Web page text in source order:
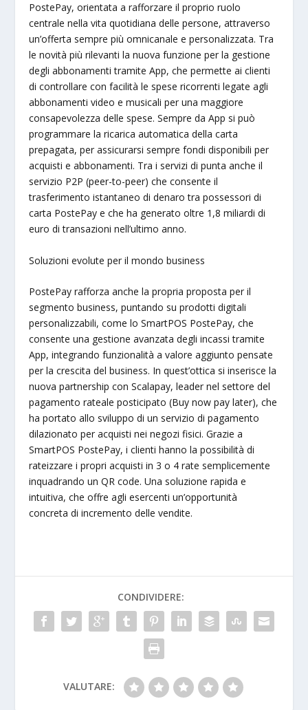
PostePay, orientata a rafforzare il proprio ruolo
centrale nella vita quotidiana delle persone, attraverso
un’offerta sempre più omnicanale e personalizzata. Tra
le novità più rilevanti la nuova funzione per la gestione
degli abbonamenti tramite App, che permette ai clienti
di controllare con facilità le spese ricorrenti legate agli
abbonamenti video e musicali per una maggiore
consapevolezza delle spese. Sempre da App si può
programmare la ricarica automatica della carta
prepagata, per assicurarsi sempre fondi disponibili per
acquisti e abbonamenti. Tra i servizi di punta anche il
servizio P2P (peer-to-peer) che consente il
trasferimento istantaneo di denaro tra possessori di
carta PostePay e che ha generato oltre 1,8 miliardi di
euro di transazioni nell’ultimo anno.
Soluzioni evolute per il mondo business
PostePay rafforza anche la propria proposta per il
segmento business, puntando su prodotti digitali
personalizzabili, come lo SmartPOS PostePay, che
consente una gestione avanzata degli incassi tramite
App, integrando funzionalità a valore aggiunto pensate
per la crescita del business. In quest’ottica si inserisce la
nuova partnership con Scalapay, leader nel settore del
pagamento rateale posticipato (Buy now pay later), che
ha portato allo sviluppo di un servizio di pagamento
dilazionato per acquisti nei negozi fisici. Grazie a
SmartPOS PostePay, i clienti hanno la possibilità di
rateizzare i propri acquisti in 3 o 4 rate semplicemente
inquadrando un QR code. Una soluzione rapida e
intuitiva, che offre agli esercenti un’opportunità
concreta di incremento delle vendite.
CONDIVIDERE:
VALUTARE: